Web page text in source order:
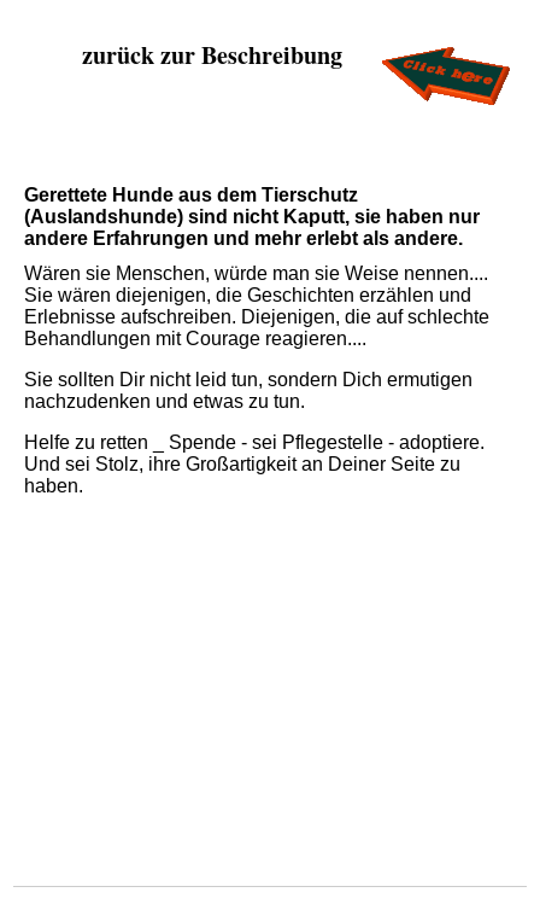
zurück zur Beschreibung
Gerettete Hunde aus dem Tierschutz
(Auslandshunde) sind nicht Kaputt, sie haben nur
andere Erfahrungen und mehr erlebt als andere.
Wären sie Menschen, würde man sie Weise nennen....
Sie wären diejenigen, die Geschichten erzählen und
Erlebnisse aufschreiben. Diejenigen, die auf schlechte
Behandlungen mit Courage reagieren....
Sie sollten Dir nicht leid tun, sondern Dich ermutigen
nachzudenken und etwas zu tun.
Helfe zu retten _ Spende - sei Pflegestelle - adoptiere.
Und sei Stolz, ihre Großartigkeit an Deiner Seite zu
haben.